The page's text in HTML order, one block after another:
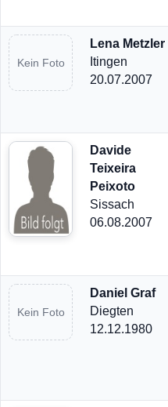
Kein Foto
Lena Metzler
Itingen
20.07.2007
Davide
Teixeira
Peixoto
Sissach
06.08.2007
Kein Foto
Daniel Graf
Diegten
12.12.1980